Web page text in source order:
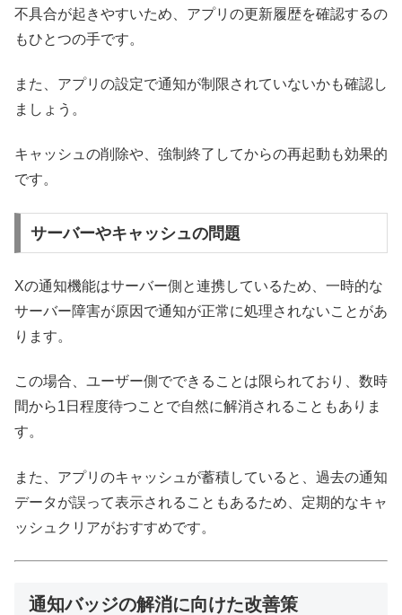
不具合が起きやすいため、アプリの更新履歴を確認するの
もひとつの手です。
また、アプリの設定で通知が制限されていないかも確認し
ましょう。
キャッシュの削除や、強制終了してからの再起動も効果的
です。
サーバーやキャッシュの問題
Xの通知機能はサーバー側と連携しているため、一時的な
サーバー障害が原因で通知が正常に処理されないことがあ
ります。
この場合、ユーザー側でできることは限られており、数時
間から1日程度待つことで自然に解消されることもありま
す。
また、アプリのキャッシュが蓄積していると、過去の通知
データが誤って表示されることもあるため、定期的なキャ
ッシュクリアがおすすめです。
通知バッジの解消に向けた改善策